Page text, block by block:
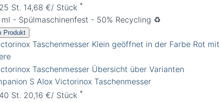
St. 14,68 €/ Stück *
- Spülmaschinenfest - 50% Recycling ♻️
Produkt
S Alox Victorinox Taschenmesser
St. 20,16 €/ Stück *